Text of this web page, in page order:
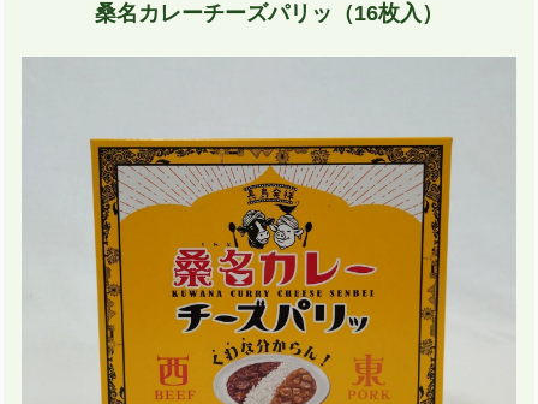
桑名カレーチーズパリッ（16枚入）